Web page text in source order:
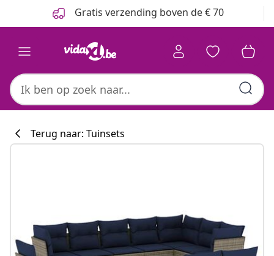
Gratis verzending boven de € 70
Terug naar: Tuinsets